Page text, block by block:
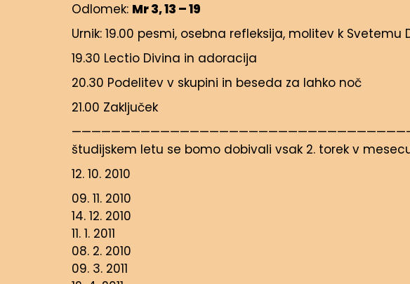
Odlomek: Mr 3, 13 – 19
Urnik: 19.00 pesmi, osebna refleksija, molitev k Svetemu
19.30 Lectio Divina in adoracija
20.30 Podelitev v skupini in beseda za lahko noč
21.00 Zaključek
študijskem letu se bomo dobivali vsak 2. torek v
12. 10. 2010
09. 11. 2010
14. 12. 2010
11. 1. 2011
08. 2. 2010
09. 3. 2011